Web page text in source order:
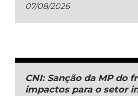
07/08/2026
CNI: Sanção da MP do
impactos para o setor